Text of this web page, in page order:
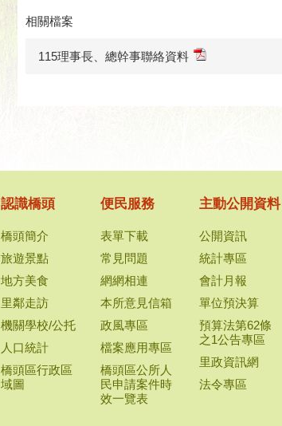
相關檔案
115理事長、總幹事聯絡資料
認識橋頭
橋頭簡介
旅遊景點
地方美食
里鄰走訪
機關學校/公托
人口統計
橋頭區行政區
域圖
便民服務
表單下載
常見問題
網網相連
本所意見信箱
政風專區
檔案應用專區
橋頭區公所人
民申請案件時
效一覽表
主動公開資料
公開資訊
統計專區
會計月報
單位預決算
預算法第62條
之1公告專區
里政資訊網
法令專區